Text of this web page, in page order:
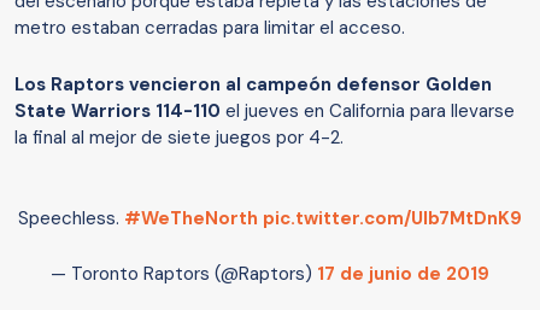
metro estaban cerradas para limitar el acceso.
Los Raptors vencieron al campeón defensor Golden
State Warriors 114-110 el jueves en California para llevarse
la final al mejor de siete juegos por 4-2.
Speechless. #WeTheNorth pic.twitter.com/Ulb7MtDnK9
— Toronto Raptors (@Raptors) 17 de junio de 2019